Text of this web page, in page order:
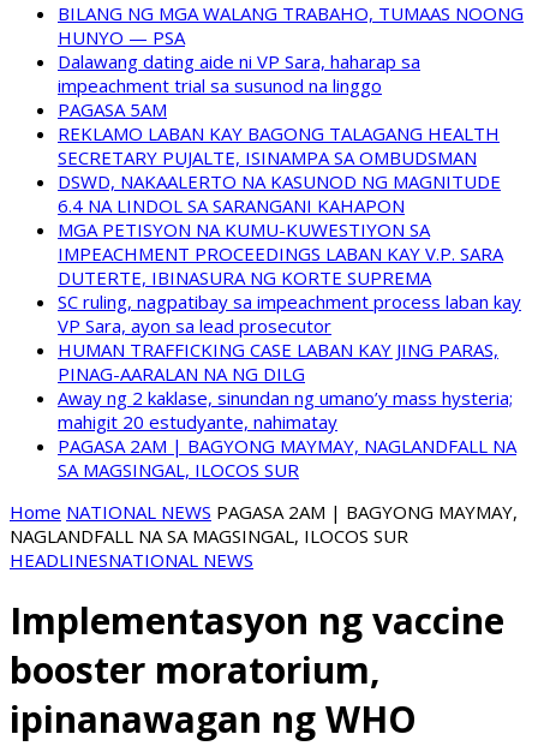
BILANG NG MGA WALANG TRABAHO, TUMAAS NOONG
HUNYO — PSA
Dalawang dating aide ni VP Sara, haharap sa
impeachment trial sa susunod na linggo
PAGASA 5AM
REKLAMO LABAN KAY BAGONG TALAGANG HEALTH
SECRETARY PUJALTE, ISINAMPA SA OMBUDSMAN
DSWD, NAKAALERTO NA KASUNOD NG MAGNITUDE
6.4 NA LINDOL SA SARANGANI KAHAPON
MGA PETISYON NA KUMU-KUWESTIYON SA
IMPEACHMENT PROCEEDINGS LABAN KAY V.P. SARA
DUTERTE, IBINASURA NG KORTE SUPREMA
SC ruling, nagpatibay sa impeachment process laban kay
VP Sara, ayon sa lead prosecutor
HUMAN TRAFFICKING CASE LABAN KAY JING PARAS,
PINAG-AARALAN NA NG DILG
Away ng 2 kaklase, sinundan ng umano’y mass hysteria;
mahigit 20 estudyante, nahimatay
PAGASA 2AM | BAGYONG MAYMAY, NAGLANDFALL NA
SA MAGSINGAL, ILOCOS SUR
Home NATIONAL NEWS PAGASA 2AM | BAGYONG MAYMAY,
NAGLANDFALL NA SA MAGSINGAL, ILOCOS SUR
HEADLINESNATIONAL NEWS
Implementasyon ng vaccine
booster moratorium,
ipinanawagan ng WHO